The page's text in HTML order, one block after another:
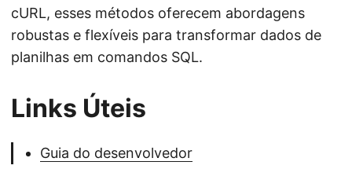
cURL, esses métodos oferecem abordagens
robustas e flexíveis para transformar dados de
planilhas em comandos SQL.
Links Úteis
Guia do desenvolvedor